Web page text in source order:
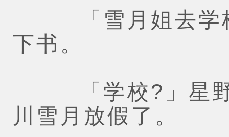
「雪月姐去学校
下书。
「学校?」星野
川雪月放假了。